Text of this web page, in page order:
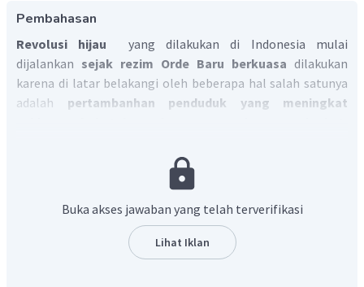
Pembahasan
Revolusi hijau yang dilakukan di Indonesia mulai
dijalankan sejak rezim Orde Baru berkuasa dilakukan
karena di latar belakangi oleh beberapa hal salah satunya
adalah pertambanhan penduduk yang meningkat
disebabkan berkembangannya teknologi untuk
Buka akses jawaban yang telah terverifikasi
Lihat Iklan